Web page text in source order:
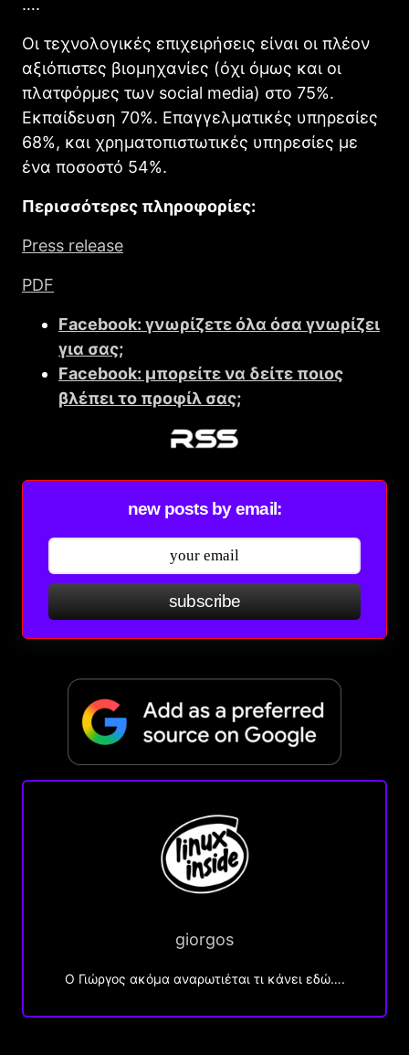
….
Οι τεχνολογικές επιχειρήσεις είναι οι πλέον
αξιόπιστες βιομηχανίες (όχι όμως και οι
πλατφόρμες των social media) στο 75%.
Εκπαίδευση 70%. Επαγγελματικές υπηρεσίες
68%, και χρηματοπιστωτικές υπηρεσίες με
ένα ποσοστό 54%.
Περισσότερες πληροφορίες:
Press release
PDF
Facebook: γνωρίζετε όλα όσα γνωρίζει
για σας;
Facebook: μπορείτε να δείτε ποιος
βλέπει το προφίλ σας;
new posts by email:
subscribe
giorgos
Ο Γιώργος ακόμα αναρωτιέται τι κάνει εδώ….